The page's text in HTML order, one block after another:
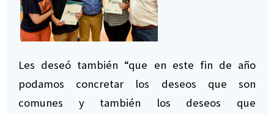
Les deseó también “que en este fin de año
podamos concretar los deseos que son
comunes y también los deseos que